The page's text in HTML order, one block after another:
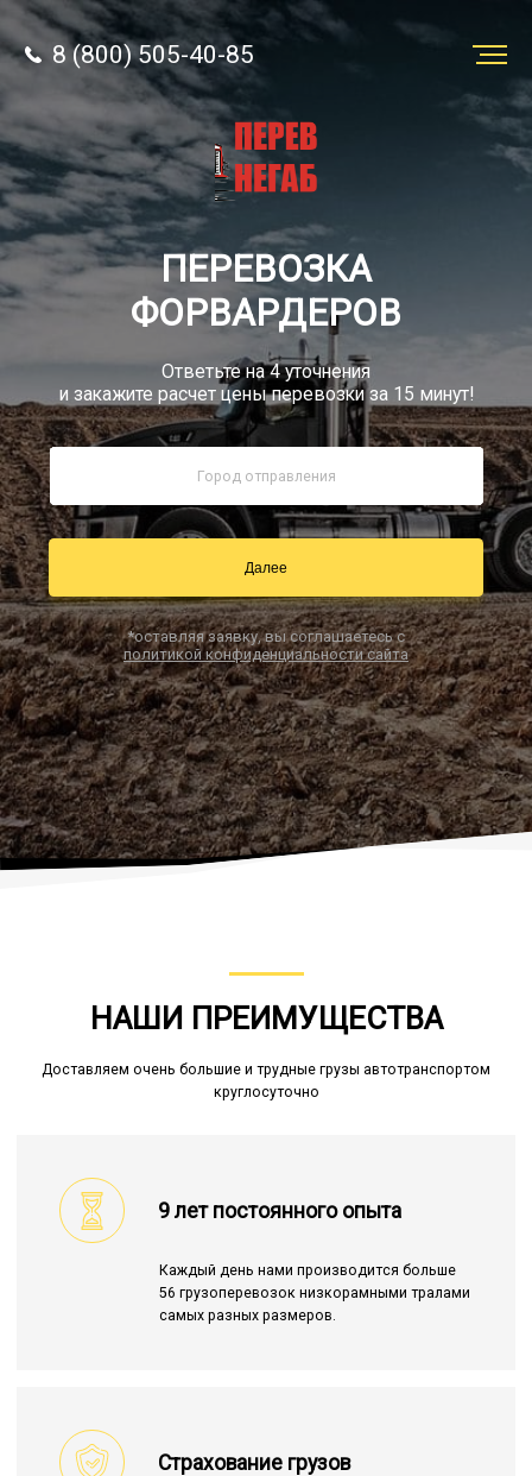
8 (800) 505-40-85
Звонок по России бесплатно
sale@simtruck-negabarit.ru
Заказать звонок
Заказать
перевозку
8 (800) 505-40-85
ПЕРЕВОЗКА
ФОРВАРДЕРОВ
Ответьте на 4 уточнения
и закажите расчет цены перевозки за 15 минут!
Далее
*оставляя заявку, вы соглашаетесь с
политикой конфиденциальности сайта
НАШИ ПРЕИМУЩЕСТВА
Доставляем очень большие и трудные грузы автотранспортом
круглосуточно
9 лет постоянного опыта
Каждый день нами производится больше
56 грузоперевозок низкорамными тралами
самых разных размеров.
Страхование грузов